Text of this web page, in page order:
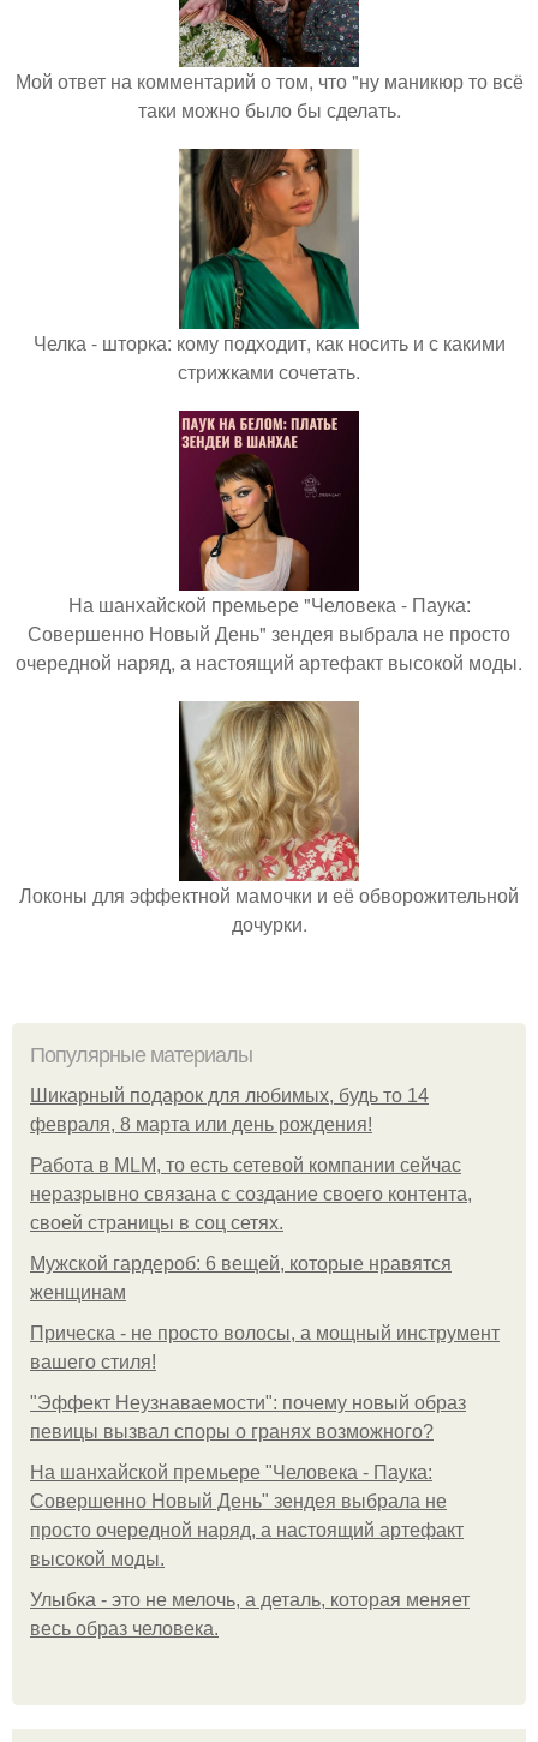
Мой ответ на комментарий о том, что "ну маникюр то всё
таки можно было бы сделать.
Челка - шторка: кому подходит, как носить и с какими
стрижками сочетать.
На шанхайской премьере "Человека - Паука:
Совершенно Новый День" зендея выбрала не просто
очередной наряд, а настоящий артефакт высокой моды.
Локоны для эффектной мамочки и её обворожительной
дочурки.
Популярные материалы
Шикарный подарок для любимых, будь то 14
февраля, 8 марта или день рождения!
Работа в MLM, то есть сетевой компании сейчас
неразрывно связана с создание своего контента,
своей страницы в соц сетях.
Мужской гардероб: 6 вещей, которые нравятся
женщинам
Прическа - не просто волосы, а мощный инструмент
вашего стиля!
"Эффект Неузнаваемости": почему новый образ
певицы вызвал споры о гранях возможного?
На шанхайской премьере "Человека - Паука:
Совершенно Новый День" зендея выбрала не
просто очередной наряд, а настоящий артефакт
высокой моды.
Улыбка - это не мелочь, а деталь, которая меняет
весь образ человека.